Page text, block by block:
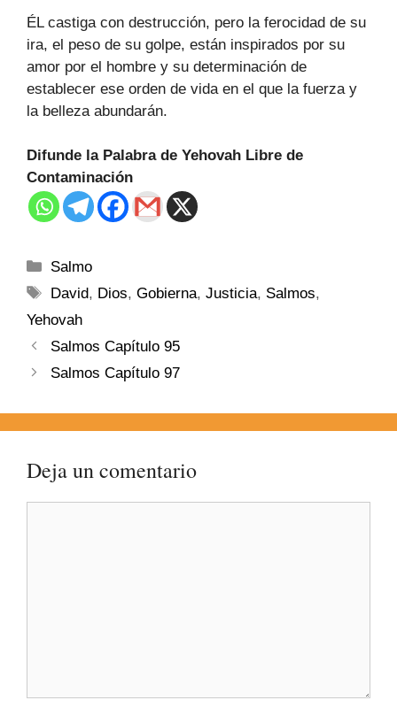
ÉL castiga con destrucción, pero la ferocidad de su
ira, el peso de su golpe, están inspirados por su
amor por el hombre y su determinación de
establecer ese orden de vida en el que la fuerza y
la belleza abundarán.
Difunde la Palabra de Yehovah Libre de
Contaminación
Salmo
David, Dios,Gobierna,Justicia, Salmos,
Yehovah
Salmos Capítulo 95
Salmos Capítulo 97
Deja un comentario